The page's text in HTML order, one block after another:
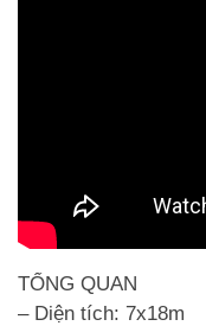
TỔNG QUAN
– Diện tích: 7x18m